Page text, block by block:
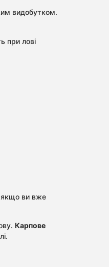
видобутком.
при лові
якщо ви вже
Карпове